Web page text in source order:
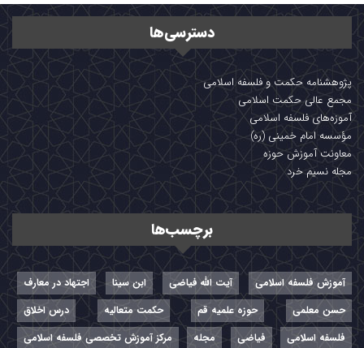
دسترسی‌ها
پژوهشنامه حکمت و فلسفه اسلامی
مجمع عالی حکمت اسلامی
آموزه‌های فلسفه اسلامی
مؤسسه امام خمینی (ره)
معاونت آموزش حوزه
مجله نسیم خرد
برچسب‌ها
آموزش فلسفه اسلامی آیت الله فیاضی ابن سینا
اجتهاد در معارف
حسن معلمی
حوزه علمیه قم حکمت متعالیه
درس اخلاق
فلسفه اسلامی
فیاضی مجله مرکز آموزش تخصصی فلسفه اسلامی